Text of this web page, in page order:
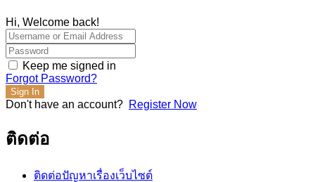
Hi, Welcome back!
Keep me signed in
Forgot Password?
Sign In
Don't have an account? Register Now
ติดต่อ
ติดต่อปัญหาเรื่องเว็บไซต์